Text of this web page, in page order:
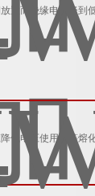
置而绝缘电阻降
低电压使用，等